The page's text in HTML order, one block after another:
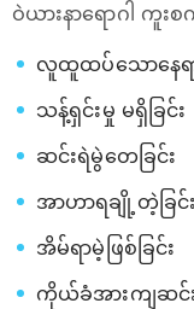
ဝဲယားနာရောဂါ ကူးစ
လူထူထပ်သောနေရ
သန့်ရှင်းမှု မရှိခြင်း
ဆင်းရဲမွဲတေခြင်း
အာဟာရချို့တဲ့ခြင်း
အိမ်ရာမဲ့ဖြစ်ခြင်း
ကိုယ်ခံအားကျဆင်